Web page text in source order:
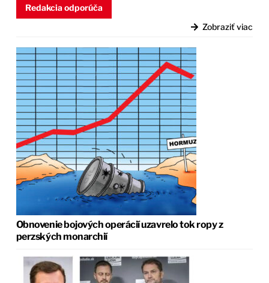
Redakcia odporúča
Zobraziť viac
Obnovenie bojových operácií uzavrelo tok ropy z
perzských monarchií